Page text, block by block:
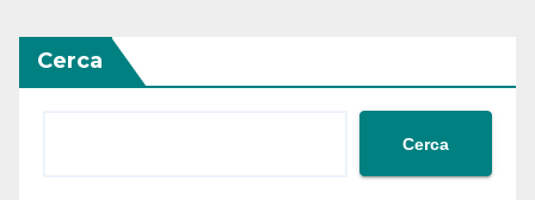
Cerca
Cerca